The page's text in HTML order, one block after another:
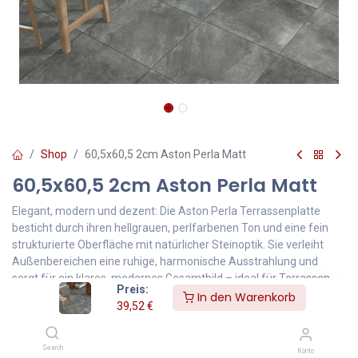
Preis:
39,52 €
In den Warenkorb
Search Konto
Shop 60,5x60,5 2cm Aston Perla Matt
60,5x60,5 2cm Aston Perla Matt
Elegant, modern und dezent: Die Aston Perla Terrassenplatte
besticht durch ihren hellgrauen, perlfarbenen Ton und eine fein
strukturierte Oberfläche mit natürlicher Steinoptik. Sie verleiht
Außenbereichen eine ruhige, harmonische Ausstrahlung und
sorgt für ein klares, modernes Gesamtbild – ideal für Terrassen,
Gartenwege und Poolumrandungen mit zeitloser Eleganz.
Die rutschhemmende Oberfläche (R11) bietet Sicherheit und
Komfort, auch bei Nässe. Mit 2 cm Stärke ist die Platte besonders
robust, frostfest und farbstabil. Sie kann flexibel verlegt werden –